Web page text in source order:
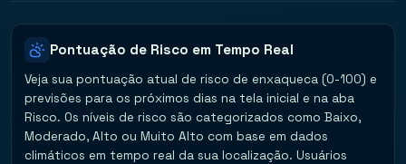
Pontuação de Risco em Tempo Real
Veja sua pontuação atual de risco de enxaqueca (0-100) e
previsões para os próximos dias na tela inicial e na aba
Risco. Os níveis de risco são categorizados como Baixo,
Moderado, Alto ou Muito Alto com base em dados
climáticos em tempo real da sua localização. Usuários